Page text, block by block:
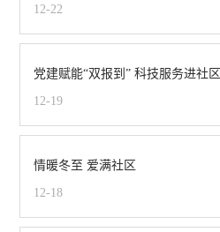
12-22
党建赋能“双报到” 科技服务进社区
12-19
情暖冬至 爱满社区
12-18